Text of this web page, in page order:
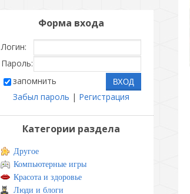
Форма входа
Логин:
Пароль:
запомнить
Забыл пароль | Регистрация
Категории раздела
Другое
Компьютерные игры
Красота и здоровье
Люди и блоги